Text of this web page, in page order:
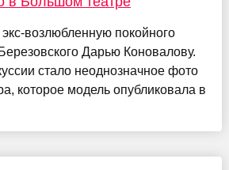
возлюбленную покойного
Дарью Коновалову.
стало неоднозначное фото
которое модель опубликовала в